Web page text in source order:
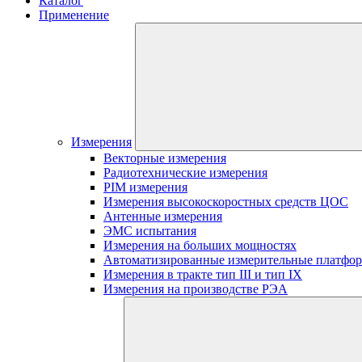
Применение
Измерения
Векторные измерения
Радиотехнические измерения
PIM измерения
Измерения высокоскоростных средств ЦОС
Антенные измерения
ЭМС испытания
Измерения на больших мощностях
Автоматизированные измерительные
Измерения в тракте тип III и тип IX
Измерения на производстве РЭА